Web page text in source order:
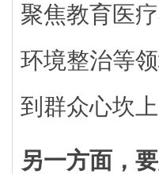
聚焦教育医
环境整治等
到群众心坎上
另一方面，